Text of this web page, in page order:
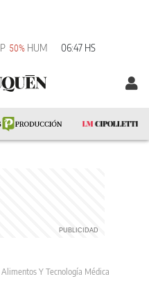
50% HUM 06:47 HS
Y Tecnología Médica